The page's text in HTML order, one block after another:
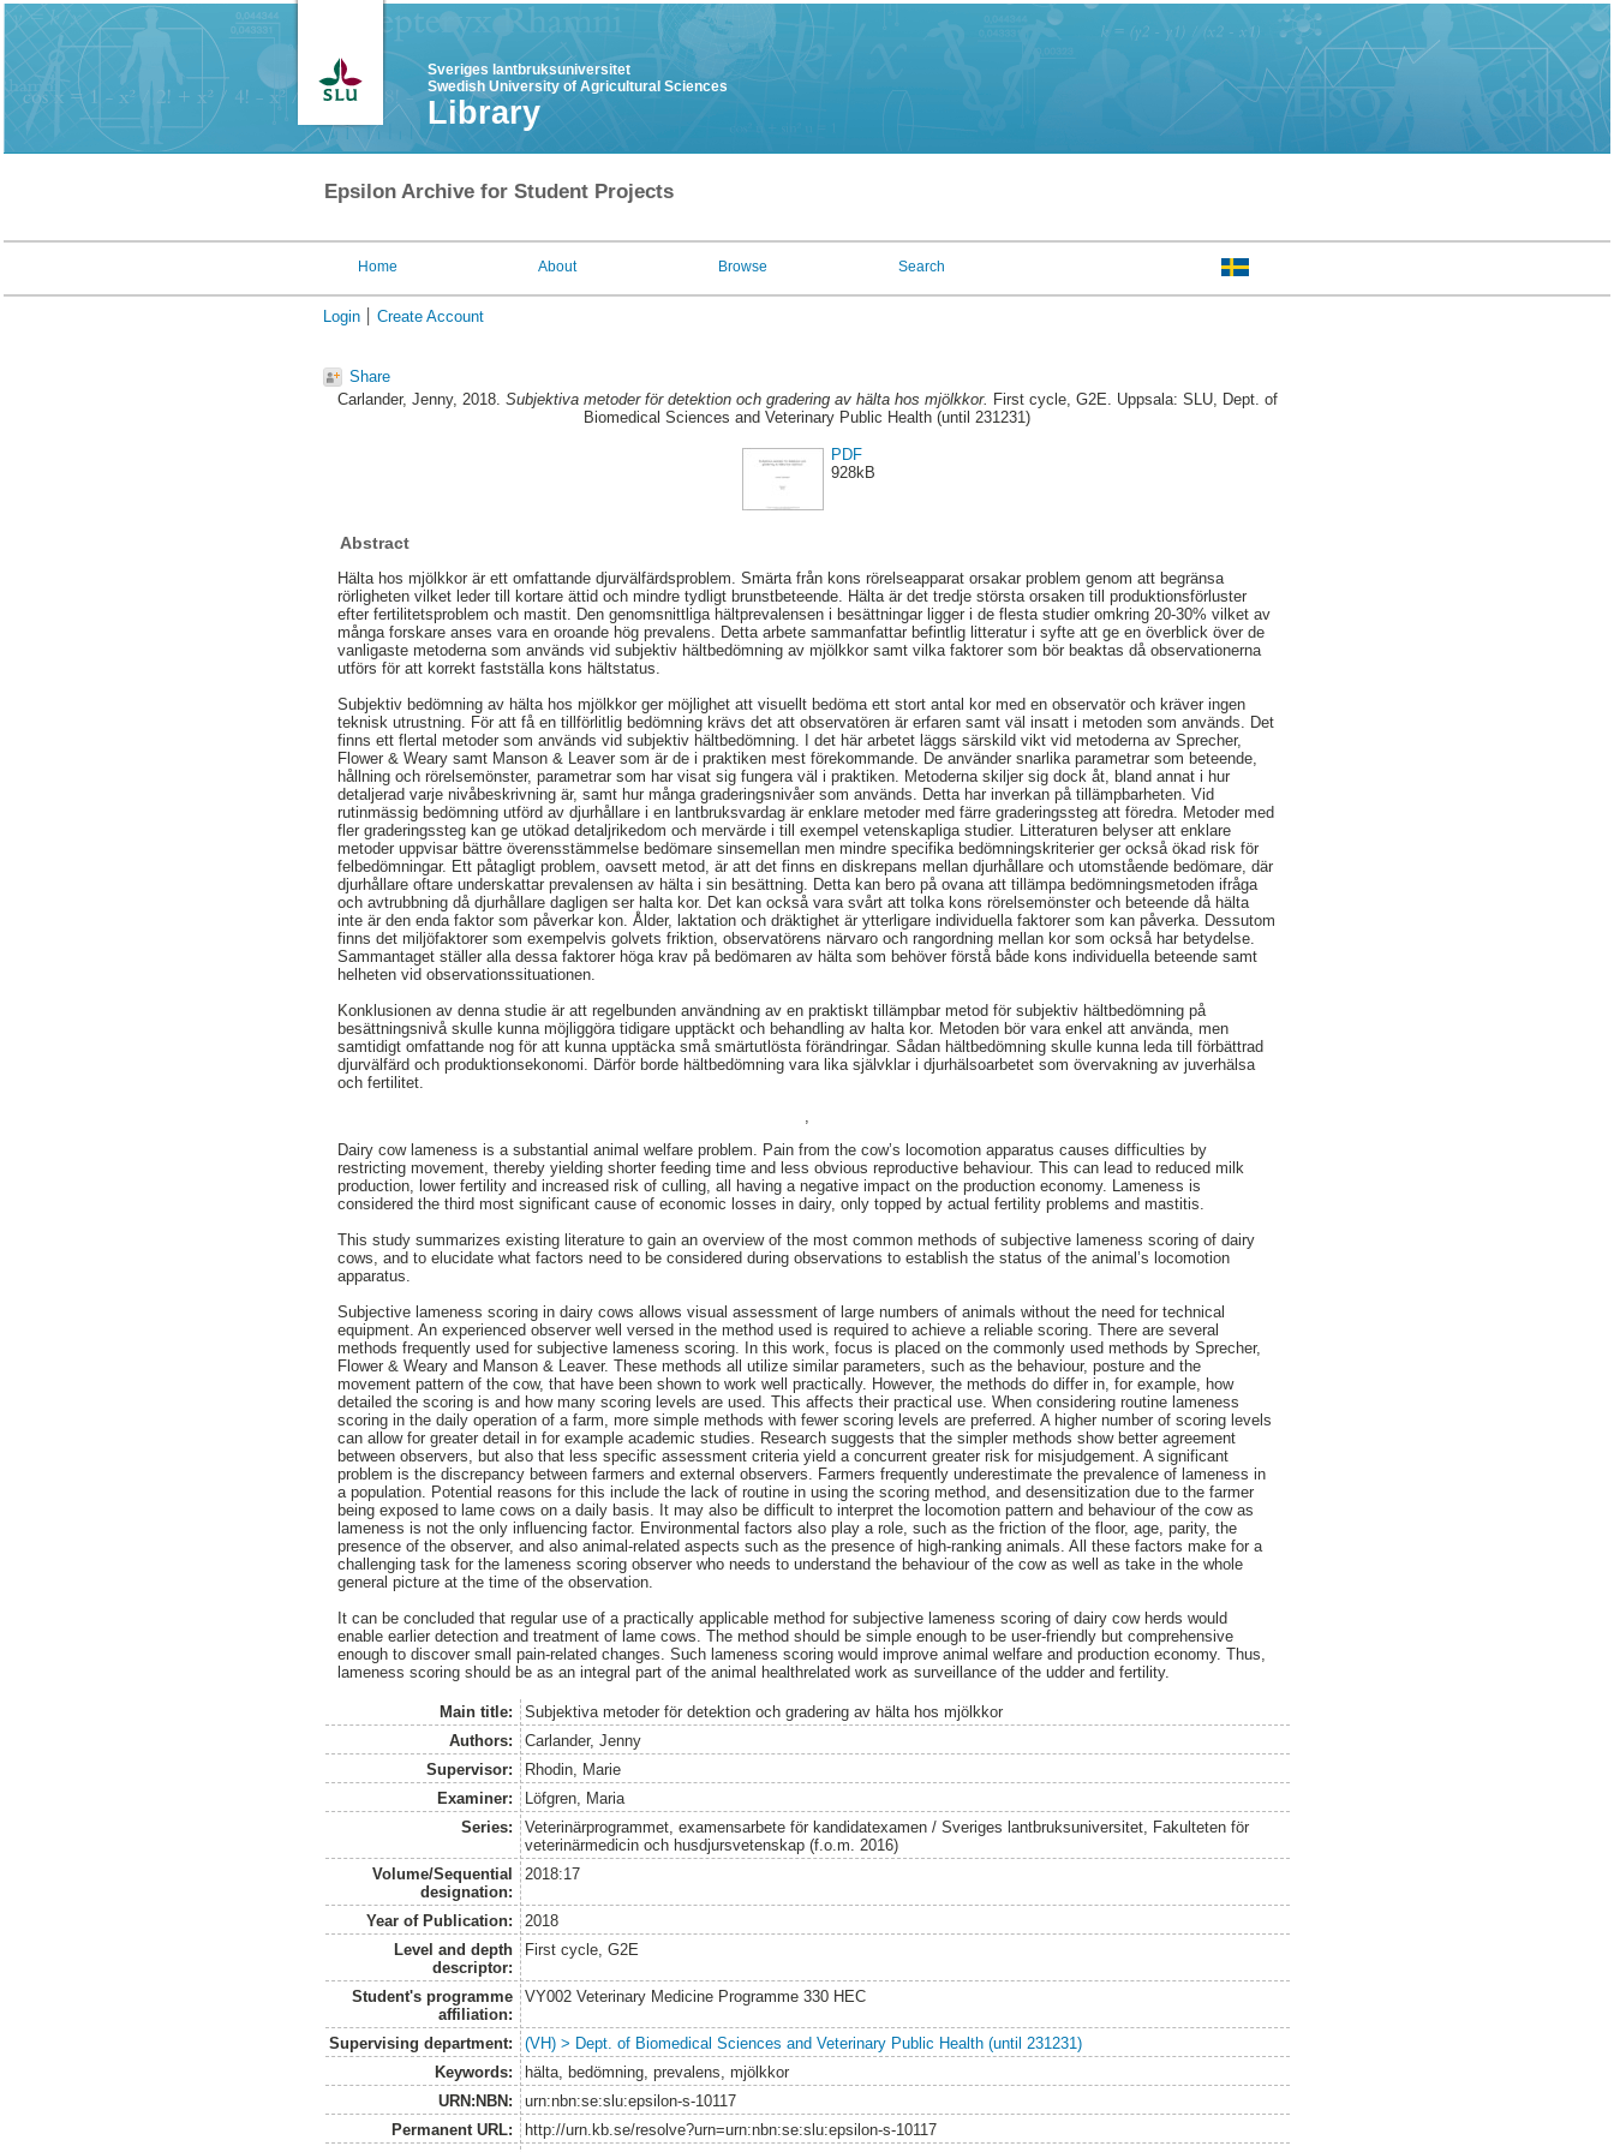
Sveriges lantbruksuniversitet
Swedish University of Agricultural Sciences
Library
Epsilon Archive for Student Projects
Home About Browse Search
Login Create Account
Share
Carlander, Jenny, 2018. Subjektiva metoder för detektion och gradering av hälta hos mjölkkor. First cycle, G2E. Uppsala: SLU, Dept. of
Biomedical Sciences and Veterinary Public Health (until 231231)
PDF
928kB
Abstract
Hälta hos mjölkkor är ett omfattande djurvälfärdsproblem. Smärta från kons rörelseapparat orsakar problem genom att begränsa
rörligheten vilket leder till kortare ättid och mindre tydligt brunstbeteende. Hälta är det tredje största orsaken till produktionsförluster
efter fertilitetsproblem och mastit. Den genomsnittliga hältprevalensen i besättningar ligger i de flesta studier omkring 20-30% vilket av
många forskare anses vara en oroande hög prevalens. Detta arbete sammanfattar befintlig litteratur i syfte att ge en överblick över de
vanligaste metoderna som används vid subjektiv hältbedömning av mjölkkor samt vilka faktorer som bör beaktas då observationerna
utförs för att korrekt fastställa kons hältstatus.
Subjektiv bedömning av hälta hos mjölkkor ger möjlighet att visuellt bedöma ett stort antal kor med en observatör och kräver ingen
teknisk utrustning. För att få en tillförlitlig bedömning krävs det att observatören är erfaren samt väl insatt i metoden som används. Det
finns ett flertal metoder som används vid subjektiv hältbedömning. I det här arbetet läggs särskild vikt vid metoderna av Sprecher,
Flower & Weary samt Manson & Leaver som är de i praktiken mest förekommande. De använder snarlika parametrar som beteende,
hållning och rörelsemönster, parametrar som har visat sig fungera väl i praktiken. Metoderna skiljer sig dock åt, bland annat i hur
detaljerad varje nivåbeskrivning är, samt hur många graderingsnivåer som används. Detta har inverkan på tillämpbarheten. Vid
rutinmässig bedömning utförd av djurhållare i en lantbruksvardag är enklare metoder med färre graderingssteg att föredra. Metoder med
fler graderingssteg kan ge utökad detaljrikedom och mervärde i till exempel vetenskapliga studier. Litteraturen belyser att enklare
metoder uppvisar bättre överensstämmelse bedömare sinsemellan men mindre specifika bedömningskriterier ger också ökad risk för
felbedömningar. Ett påtagligt problem, oavsett metod, är att det finns en diskrepans mellan djurhållare och utomstående bedömare, där
djurhållare oftare underskattar prevalensen av hälta i sin besättning. Detta kan bero på ovana att tillämpa bedömningsmetoden ifråga
och avtrubbning då djurhållare dagligen ser halta kor. Det kan också vara svårt att tolka kons rörelsemönster och beteende då hälta
inte är den enda faktor som påverkar kon. Ålder, laktation och dräktighet är ytterligare individuella faktorer som kan påverka. Dessutom
finns det miljöfaktorer som exempelvis golvets friktion, observatörens närvaro och rangordning mellan kor som också har betydelse.
Sammantaget ställer alla dessa faktorer höga krav på bedömaren av hälta som behöver förstå både kons individuella beteende samt
helheten vid observationssituationen.
Konklusionen av denna studie är att regelbunden användning av en praktiskt tillämpbar metod för subjektiv hältbedömning på
besättningsnivå skulle kunna möjliggöra tidigare upptäckt och behandling av halta kor. Metoden bör vara enkel att använda, men
samtidigt omfattande nog för att kunna upptäcka små smärtutlösta förändringar. Sådan hältbedömning skulle kunna leda till förbättrad
djurvälfärd och produktionsekonomi. Därför borde hältbedömning vara lika självklar i djurhälsoarbetet som övervakning av juverhälsa
och fertilitet.
Dairy cow lameness is a substantial animal welfare problem. Pain from the cow’s locomotion apparatus causes difficulties by
restricting movement, thereby yielding shorter feeding time and less obvious reproductive behaviour. This can lead to reduced milk
production, lower fertility and increased risk of culling, all having a negative impact on the production economy. Lameness is
considered the third most significant cause of economic losses in dairy, only topped by actual fertility problems and mastitis.
This study summarizes existing literature to gain an overview of the most common methods of subjective lameness scoring of dairy
cows, and to elucidate what factors need to be considered during observations to establish the status of the animal’s locomotion
apparatus.
Subjective lameness scoring in dairy cows allows visual assessment of large numbers of animals without the need for technical
equipment. An experienced observer well versed in the method used is required to achieve a reliable scoring. There are several
methods frequently used for subjective lameness scoring. In this work, focus is placed on the commonly used methods by Sprecher,
Flower & Weary and Manson & Leaver. These methods all utilize similar parameters, such as the behaviour, posture and the
movement pattern of the cow, that have been shown to work well practically. However, the methods do differ in, for example, how
detailed the scoring is and how many scoring levels are used. This affects their practical use. When considering routine lameness
scoring in the daily operation of a farm, more simple methods with fewer scoring levels are preferred. A higher number of scoring levels
can allow for greater detail in for example academic studies. Research suggests that the simpler methods show better agreement
between observers, but also that less specific assessment criteria yield a concurrent greater risk for misjudgement. A significant
problem is the discrepancy between farmers and external observers. Farmers frequently underestimate the prevalence of lameness in
a population. Potential reasons for this include the lack of routine in using the scoring method, and desensitization due to the farmer
being exposed to lame cows on a daily basis. It may also be difficult to interpret the locomotion pattern and behaviour of the cow as
lameness is not the only influencing factor. Environmental factors also play a role, such as the friction of the floor, age, parity, the
presence of the observer, and also animal-related aspects such as the presence of high-ranking animals. All these factors make for a
challenging task for the lameness scoring observer who needs to understand the behaviour of the cow as well as take in the whole
general picture at the time of the observation.
It can be concluded that regular use of a practically applicable method for subjective lameness scoring of dairy cow herds would
enable earlier detection and treatment of lame cows. The method should be simple enough to be user-friendly but comprehensive
enough to discover small pain-related changes. Such lameness scoring would improve animal welfare and production economy. Thus,
lameness scoring should be as an integral part of the animal healthrelated work as surveillance of the udder and fertility.
Main title:
Subjektiva metoder för detektion och gradering av hälta hos mjölkkor
Authors:
Carlander, Jenny
Supervisor:
Rhodin, Marie
Examiner:
Löfgren, Maria
Series:
Veterinärprogrammet, examensarbete för kandidatexamen / Sveriges lantbruksuniversitet, Fakulteten för
veterinärmedicin och husdjursvetenskap (f.o.m. 2016)
Volume/Sequential
designation:
2018:17
Year of Publication:
2018
Level and depth
descriptor:
First cycle, G2E
Student's programme
affiliation:
VY002 Veterinary Medicine Programme 330 HEC
Supervising department:
(VH) > Dept. of Biomedical Sciences and Veterinary Public Health (until 231231)
Keywords:
hälta, bedömning, prevalens, mjölkkor
URN:NBN:
urn:nbn:se:slu:epsilon-s-10117
Permanent URL:
http://urn.kb.se/resolve?urn=urn:nbn:se:slu:epsilon-s-10117